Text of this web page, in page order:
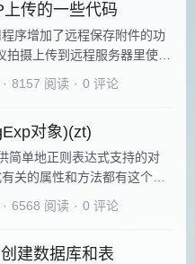
传的一些代码
序增加了远程保存附件的功
拍摄上传到远程服务器里使
也可以用NAS 如群晖之类
做上传进度条的， 想想现
FtpUpfile(LocalFi
· 8157 阅读 · 0 评论
对象)(zt)
简单地正则表达式支持的对
关的属性和方法都有这个对
和方法（三个属性，三个方
指明模式是匹配整个字
地方)。2. IgnoreC
· 6568 阅读 · 0 评论
建数据库和表